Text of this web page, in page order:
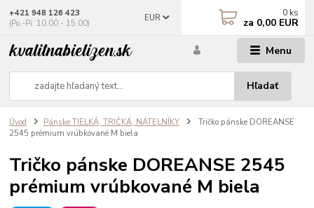
Menu
EUR
Hľadať
+421 948 126 423
(Po.-Pi. 10.00 - 15.00)
0 ks
za 0,00 EUR
Úvod Pánske TIELKÁ, TRIČKÁ, NÁTELNÍKY
Tričko pánske DOREANSE
2545 prémium vrúbkované M biela
Tričko pánske DOREANSE 2545
prémium vrúbkované M biela